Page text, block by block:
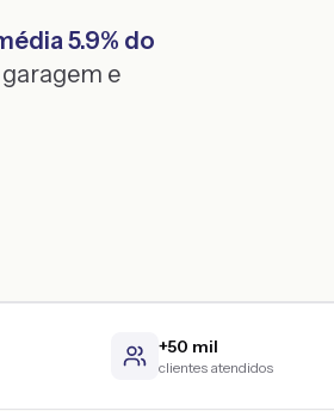
5.9% do
e
+50 mil
clientes atendidos